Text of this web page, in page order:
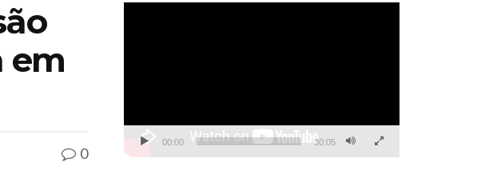
em
0
00:00 30:05